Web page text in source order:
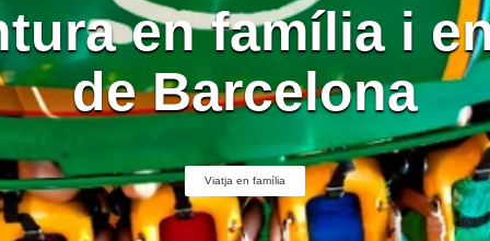
en família i
de Barcelona
Viatja en família